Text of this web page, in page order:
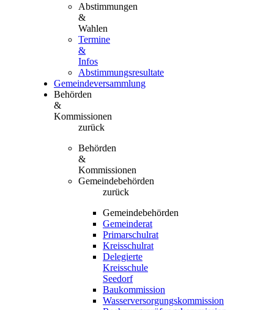
Abstimmungen
&
Wahlen
Termine
&
Infos
Abstimmungsresultate
Gemeindeversammlung
Behörden
&
Kommissionen
zurück
Behörden
&
Kommissionen
Gemeindebehörden
zurück
Gemeindebehörden
Gemeinderat
Primarschulrat
Kreisschulrat
Delegierte
Kreisschule
Seedorf
Baukommission
Wasserversorgungskommission